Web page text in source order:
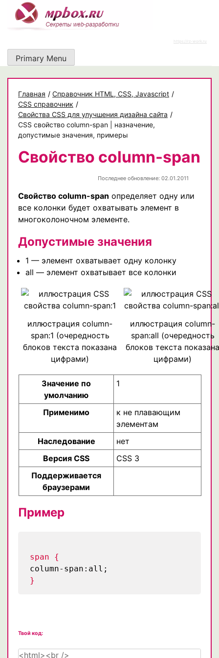
content
https://rz-work.ru
Primary Menu
Главная / Cправочник HTML, CSS, Javascript /
CSS справочник /
Свойства CSS для улучшения дизайна сайта /
CSS свойство column-span | назначение,
допустимые значения, примеры
Свойство column-span
Последнее обновление: 02.01.2011
Свойство column-span определяет одну или
все колонки будет охватывать элемент в
многоколоночном элементе.
Допустимые значения
1 — элемент охватывает одну колонку
all — элемент охватывает все колонки
иллюстрация column-
span:1 (очередность
блоков текста показана
цифрами)
иллюстрация column-
span:all (очередность
блоков текста показана
цифрами)
Значение по
умолчанию
1
Применимо
к не плавающим
элементам
Наследование
нет
Версия CSS
CSS 3
Поддерживается
браузерами
Пример
span {
column-span:all;
}
Твой код: